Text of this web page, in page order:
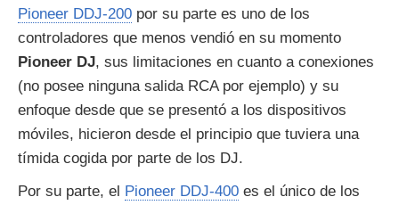
Pioneer DDJ-200 por su parte es uno de los
controladores que menos vendió en su momento
Pioneer DJ, sus limitaciones en cuanto a conexiones
(no posee ninguna salida RCA por ejemplo) y su
enfoque desde que se presentó a los dispositivos
móviles, hicieron desde el principio que tuviera una
tímida cogida por parte de los DJ.
Por su parte, el Pioneer DDJ-400 es el único de los